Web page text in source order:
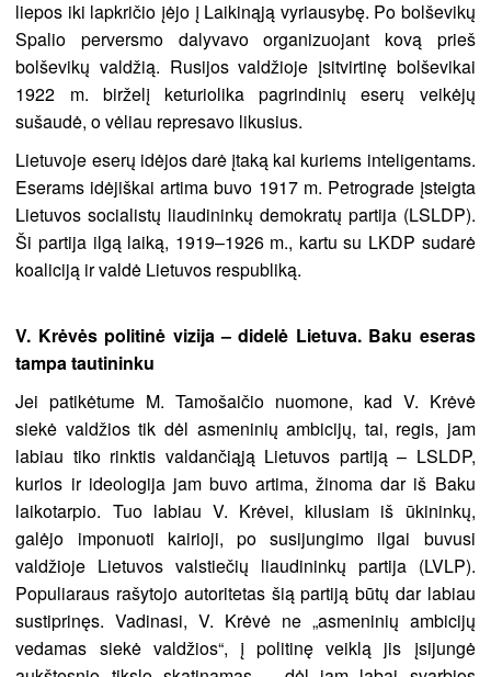
liepos iki lapkričio įėjo į Laikinąją vyriausybę. Po bolševikų
Spalio perversmo dalyvavo organizuojant kovą prieš
bolševikų valdžią. Rusijos valdžioje įsitvirtinę bolševikai
1922 m. birželį keturiolika pagrindinių eserų veikėjų
sušaudė, o vėliau represavo likusius.
Lietuvoje eserų idėjos darė įtaką kai kuriems inteligentams.
Eserams idėjiškai artima buvo 1917 m. Petrograde įsteigta
Lietuvos socialistų liaudininkų demokratų partija (LSLDP).
Ši partija ilgą laiką, 1919–1926 m., kartu su LKDP sudarė
koaliciją ir valdė Lietuvos respubliką.
V. Krėvės politinė vizija – didelė Lietuva. Baku eseras
tampa tautininku
Jei patikėtume M. Tamošaičio nuomone, kad V. Krėvė
siekė valdžios tik dėl asmeninių ambicijų, tai, regis, jam
labiau tiko rinktis valdančiąją Lietuvos partiją – LSLDP,
kurios ir ideologija jam buvo artima, žinoma dar iš Baku
laikotarpio. Tuo labiau V. Krėvei, kilusiam iš ūkininkų,
galėjo imponuoti kairioji, po susijungimo ilgai buvusi
valdžioje Lietuvos valstiečių liaudininkų partija (LVLP).
Populiaraus rašytojo autoritetas šią partiją būtų dar labiau
sustiprinęs. Vadinasi, V. Krėvė ne „asmeninių ambicijų
vedamas siekė valdžios“, į politinę veiklą jis įsijungė